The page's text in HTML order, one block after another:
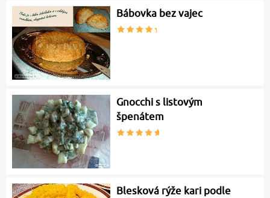
Bábovka bez vajec
Gnocchi s listovým
špenátem
Blesková rýže kari podle